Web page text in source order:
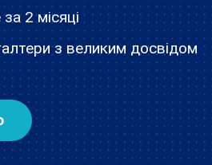
2 місяці
з великим досвідом